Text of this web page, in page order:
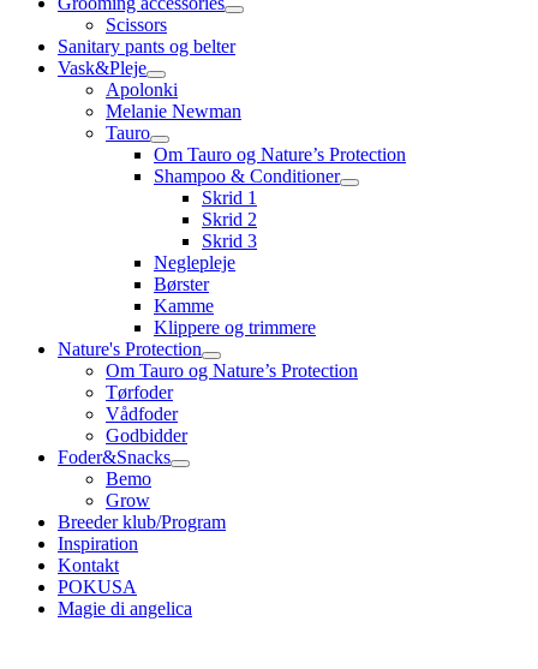
Scissors
Sanitary pants og belter
Vask&Pleje
Apolonki
Melanie Newman
Tauro
Om Tauro og Nature’s Protection
Shampoo & Conditioner
Skrid 1
Skrid 2
Skrid 3
Neglepleje
Børster
Kamme
Klippere og trimmere
Nature's Protection
Om Tauro og Nature’s Protection
Tørfoder
Vådfoder
Godbidder
Foder&Snacks
Bemo
Grow
Breeder klub/Program
Inspiration
Kontakt
POKUSA
Magie di angelica